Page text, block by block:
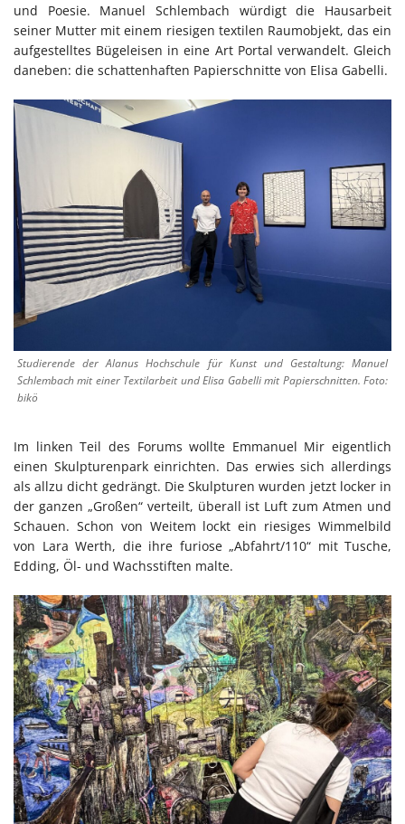
und Poesie. Manuel Schlembach würdigt die Hausarbeit
seiner Mutter mit einem riesigen textilen Raumobjekt, das ein
aufgestelltes Bügeleisen in eine Art Portal verwandelt. Gleich
daneben: die schattenhaften Papierschnitte von Elisa Gabelli.
Studierende der Alanus Hochschule für Kunst und Gestaltung: Manuel
Schlembach mit einer Textilarbeit und Elisa Gabelli mit Papierschnitten. Foto:
bikö
Im linken Teil des Forums wollte Emmanuel Mir eigentlich
einen Skulpturenpark einrichten. Das erwies sich allerdings
als allzu dicht gedrängt. Die Skulpturen wurden jetzt locker in
der ganzen „Großen“ verteilt, überall ist Luft zum Atmen und
Schauen. Schon von Weitem lockt ein riesiges Wimmelbild
von Lara Werth, die ihre furiose „Abfahrt/110“ mit Tusche,
Edding, Öl- und Wachsstiften malte.